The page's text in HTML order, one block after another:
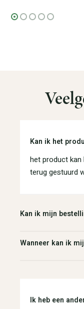
Kan ik het
het product kan
terug gestuurd
Kan ik mijn
Wanneer kan ik
Ik heb een